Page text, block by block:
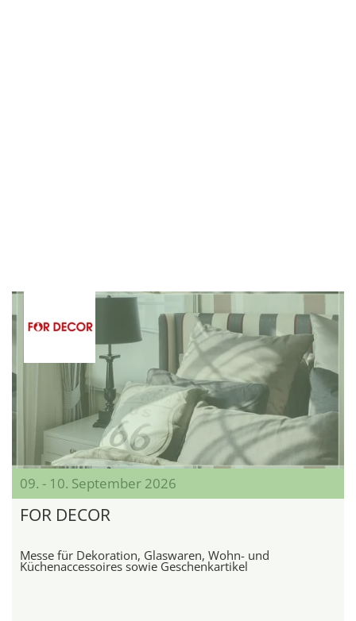
09. - 10. September 2026
FOR DECOR
Messe für Dekoration, Glaswaren, Wohn- und
Küchenaccessoires sowie Geschenkartikel